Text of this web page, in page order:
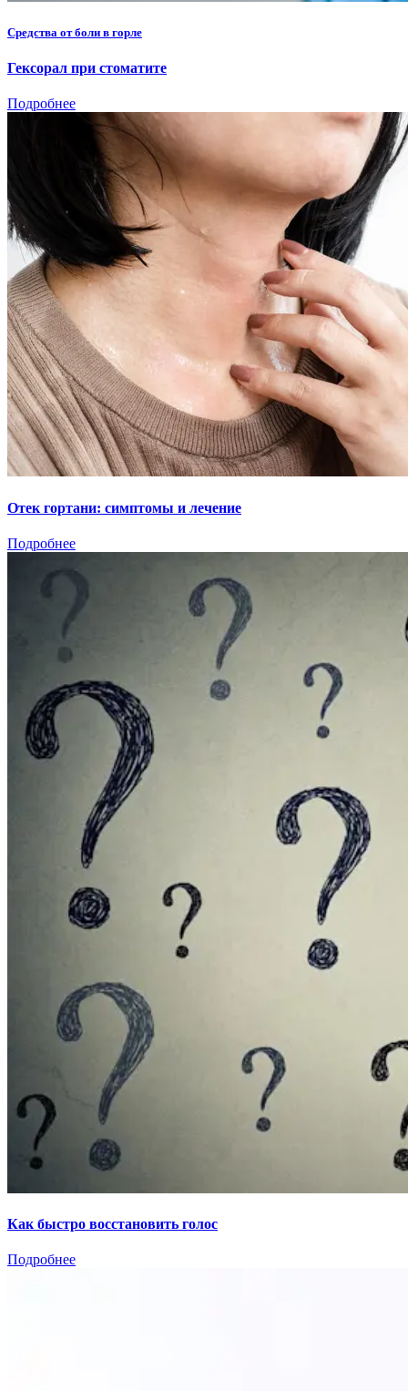
Средства от боли в горле
Гексорал при стоматите
Подробнее
Отек гортани: симптомы и лечение
Подробнее
Как быстро восстановить голос
Подробнее